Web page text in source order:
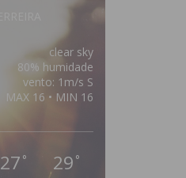
clear sky
80% humidade
vento: 1m/s S
MAX 16 • MIN 16
27 ° 29 °